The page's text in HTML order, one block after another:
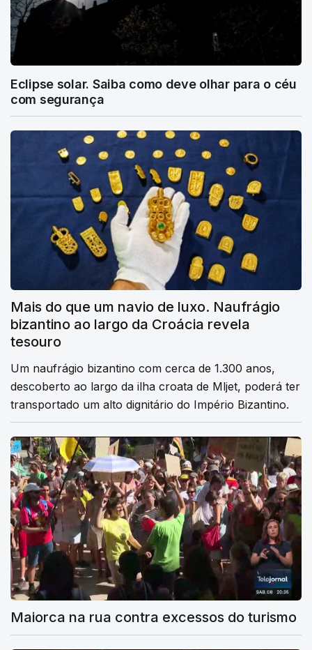
Eclipse solar. Saiba como deve olhar para o céu
com segurança
Mais do que um navio de luxo. Naufrágio
bizantino ao largo da Croácia revela
tesouro
Um naufrágio bizantino com cerca de 1.300 anos,
descoberto ao largo da ilha croata de Mljet, poderá ter
transportado um alto dignitário do Império Bizantino.
Maiorca na rua contra excessos do turismo